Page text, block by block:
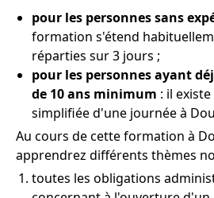
pour les personnes sans
formation s'étend
réparties sur 3 jours ;
pour les personnes ayant
de 10 ans minimum : il
simplifiée d'une journée à
Au cours de cette formation à
apprendrez différents thèmes
toutes les obligations